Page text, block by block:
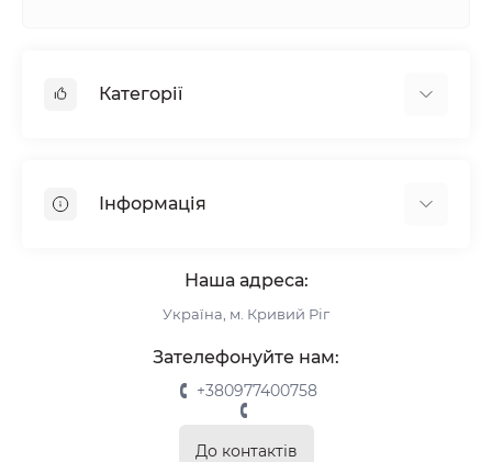
Категорії
Рулонні штори
Інформація
Інформація для замовлення
Повернення та обмін
Наша адреса:
Україна, м. Кривий Ріг
Зателефонуйте нам:
+380977400758
До контактів